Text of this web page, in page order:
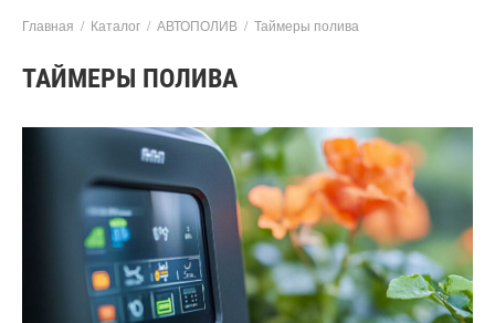
Главная / Каталог / АВТОПОЛИВ / Таймеры полива
ТАЙМЕРЫ ПОЛИВА